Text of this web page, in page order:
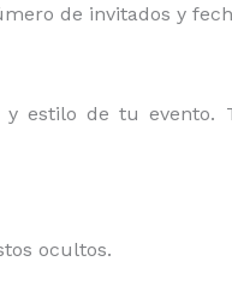
de invitados y
estilo de tu evento.
ocultos.